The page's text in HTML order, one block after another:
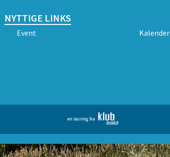
NYTTIGE LINKS
Event Kalender